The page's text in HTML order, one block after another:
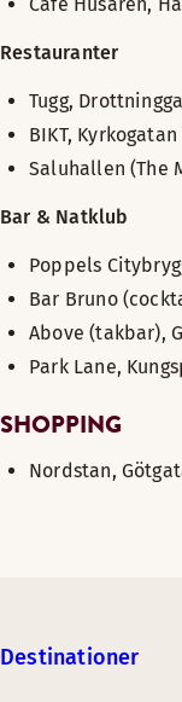
Restauranter
Tugg,
BIKT, Kyrkogatan
Saluhallen (The
Bar & Natklub
Poppels
Bar Bruno
Above (takbar),
Park Lane,
SHOPPING
Nordstan,
Destinationer